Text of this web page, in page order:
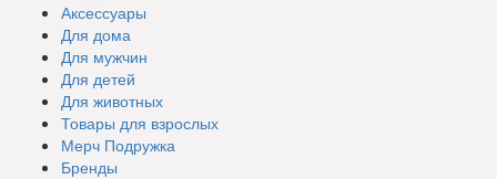
Аксессуары
Для дома
Для мужчин
Для детей
Для животных
Товары для взрослых
Мерч Подружка
Бренды